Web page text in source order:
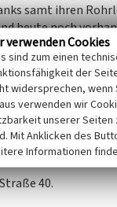
samt ihren
heute noch
Sachsen,
40.
verwenden Cookies
sind zum einen
der
widersprechen, wenn
verwenden wir
unserer
Mit Anklicken des
Informationen